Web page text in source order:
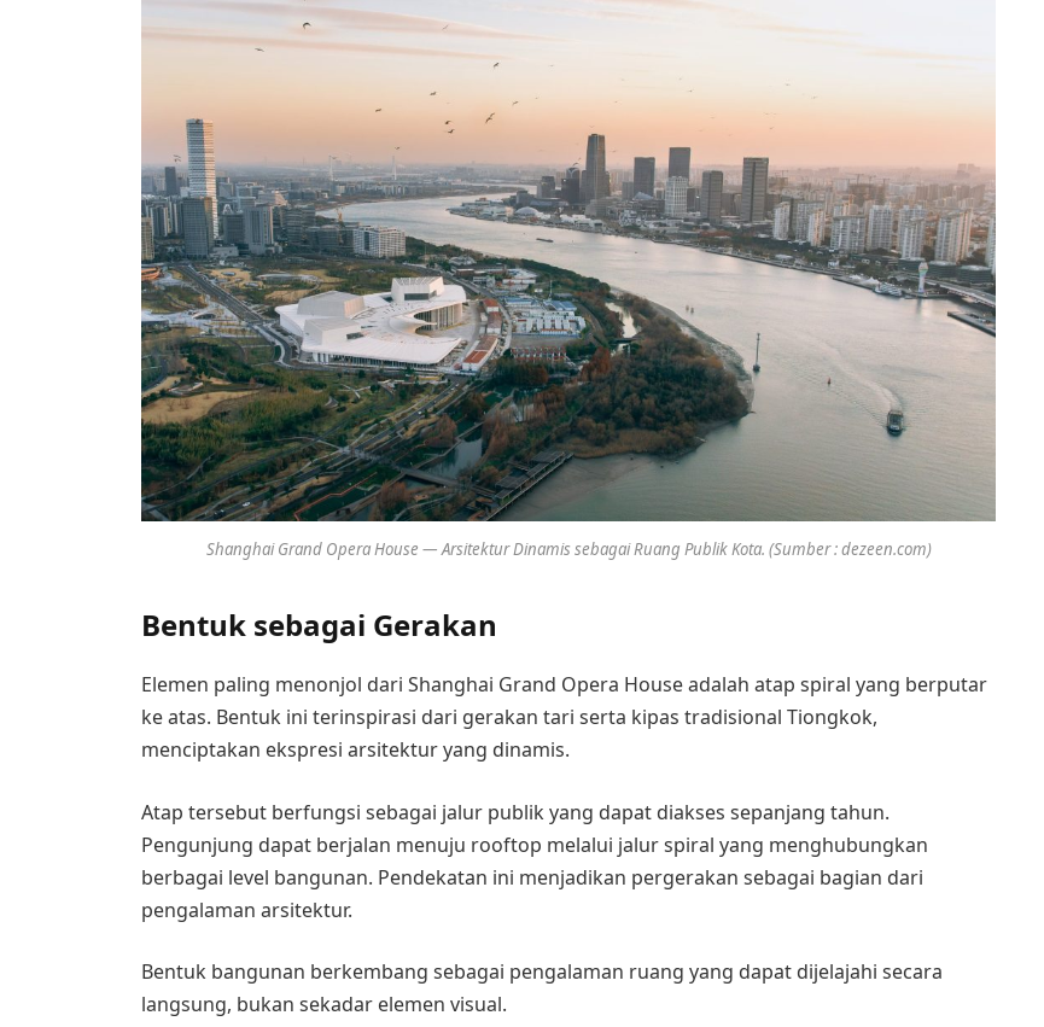
Shanghai Grand Opera House — Arsitektur Dinamis sebagai Ruang Publik Kota. (Sumber : dezeen.com)
Bentuk sebagai Gerakan
Elemen paling menonjol dari Shanghai Grand Opera House adalah atap spiral yang berputar
ke atas. Bentuk ini terinspirasi dari gerakan tari serta kipas tradisional Tiongkok,
menciptakan ekspresi arsitektur yang dinamis.
Atap tersebut berfungsi sebagai jalur publik yang dapat diakses sepanjang tahun.
Pengunjung dapat berjalan menuju rooftop melalui jalur spiral yang menghubungkan
berbagai level bangunan. Pendekatan ini menjadikan pergerakan sebagai bagian dari
pengalaman arsitektur.
Bentuk bangunan berkembang sebagai pengalaman ruang yang dapat dijelajahi secara
langsung, bukan sekadar elemen visual.